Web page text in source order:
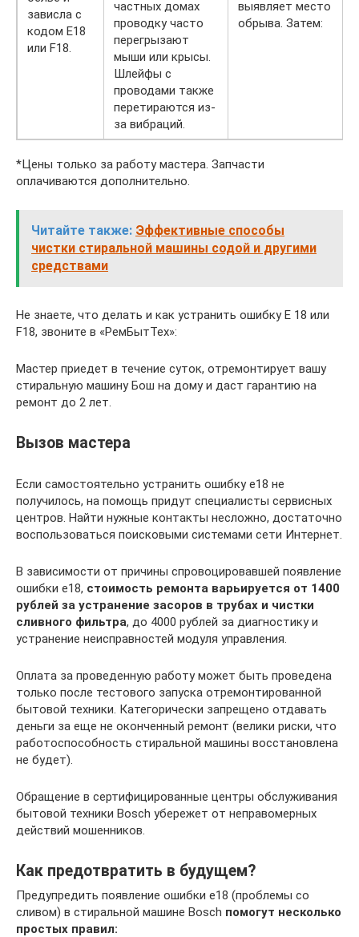
зависла с
кодом Е18
или F18.
частных домах
проводку часто
перегрызают
мыши или крысы.
Шлейфы с
проводами также
перетираются из-
за вибраций.
выявляет место
обрыва. Затем:
*Цены только за работу мастера. Запчасти
оплачиваются дополнительно.
Читайте также: Эффективные способы
чистки стиральной машины содой и другими
средствами
Не знаете, что делать и как устранить ошибку Е 18 или
F18, звоните в «РемБытТех»:
Мастер приедет в течение суток, отремонтирует вашу
стиральную машину Бош на дому и даст гарантию на
ремонт до 2 лет.
Вызов мастера
Если самостоятельно устранить ошибку е18 не
получилось, на помощь придут специалисты сервисных
центров. Найти нужные контакты несложно, достаточно
воспользоваться поисковыми системами сети Интернет.
В зависимости от причины спровоцировавшей появление
ошибки е18, стоимость ремонта варьируется от 1400
рублей за устранение засоров в трубах и чистки
сливного фильтра, до 4000 рублей за диагностику и
устранение неисправностей модуля управления.
Оплата за проведенную работу может быть проведена
только после тестового запуска отремонтированной
бытовой техники. Категорически запрещено отдавать
деньги за еще не оконченный ремонт (велики риски, что
работоспособность стиральной машины восстановлена
не будет).
Обращение в сертифицированные центры обслуживания
бытовой техники Bosch убережет от неправомерных
действий мошенников.
Как предотвратить в будущем?
Предупредить появление ошибки е18 (проблемы со
сливом) в стиральной машине Bosch помогут несколько
простых правил: